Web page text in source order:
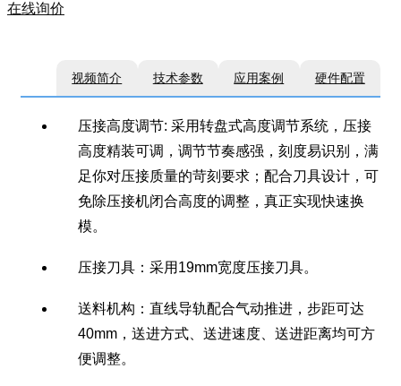
在线询价
视频简介 技术参数 应用案例 硬件配置
压接高度调节: 采用转盘式高度调节系统，压接
高度精装可调，调节节奏感强，刻度易识别，满
足你对压接质量的苛刻要求； 配合刀具设计，可
免除压接机闭合高度的调整，真正实现快速换
模。
压接刀具：采用19mm宽度压接刀具。
送料机构：直线导轨配合气动推进，步距可达
40mm，送进方式、送进速度、送进距离均可方
便调整。